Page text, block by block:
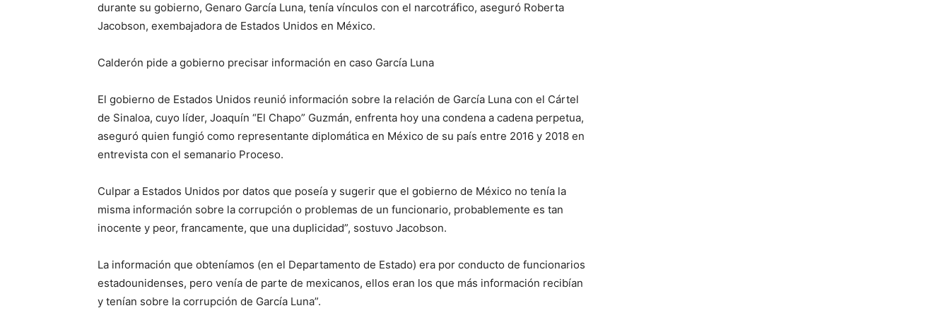
durante su gobierno, Genaro García Luna, tenía vínculos con el narcotráfico, aseguró Roberta
Jacobson, exembajadora de Estados Unidos en México.
Calderón pide a gobierno precisar información en caso García Luna
El gobierno de Estados Unidos reunió información sobre la relación de García Luna con el Cártel
de Sinaloa, cuyo líder, Joaquín “El Chapo” Guzmán, enfrenta hoy una condena a cadena perpetua,
aseguró quien fungió como representante diplomática en México de su país entre 2016 y 2018 en
entrevista con el semanario Proceso.
Culpar a Estados Unidos por datos que poseía y sugerir que el gobierno de México no tenía la
misma información sobre la corrupción o problemas de un funcionario, probablemente es tan
inocente y peor, francamente, que una duplicidad”, sostuvo Jacobson.
La información que obteníamos (en el Departamento de Estado) era por conducto de funcionarios
estadounidenses, pero venía de parte de mexicanos, ellos eran los que más información recibían
y tenían sobre la corrupción de García Luna”.